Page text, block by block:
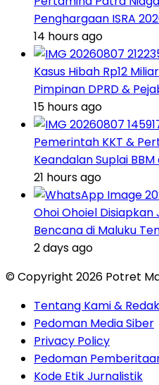
Penghargaan ISRA
14 hours ago
Kasus Hibah Rp12
Pimpinan DPRD &
15 hours ago
Pemerintah KKT &
Keandalan Suplai
21 hours ago
Ohoi Ohoiel
Bencana di Maluku
2 days ago
© Copyright 2026 Potret
Tentang Kami &
Pedoman Media Siber
Privacy Policy
Pedoman
Kode Etik Jurnalistik